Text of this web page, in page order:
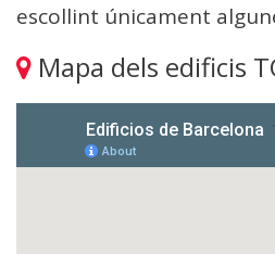
escollint únicament
Mapa dels edificis